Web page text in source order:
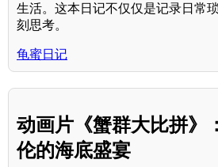
生活。这本日记不仅仅是记录日常
刻思考。
龟蜜日记
动画片《蟹群大比拼》
伦的海底盛宴